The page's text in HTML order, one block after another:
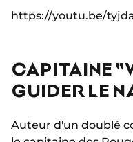
https://youtu.be/
CAPITAINE
GUIDER LE
Auteur d'un doublé